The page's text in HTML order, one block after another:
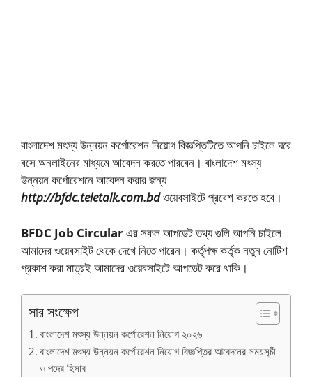
বাংলাদেশ মৎস্য উন্নয়ন কর্পোরেশন নিয়োগ বিজ্ঞপ্তিটিতে আপনি চাইলে ঘরে
বসে অনলাইনের মাধ্যমে আবেদন করতে পারবেন। বাংলাদেশ মৎস্য
উন্নয়ন কর্পোরেশনে আবেদন করার জন্য
http://bfdc.teletalk.com.bdওয়েবসাইটে প্রবেশ করতে হবে।
BFDC Job Circularএর সকল আপডেট তথ্য গুলি আপনি চাইলে
আমাদের ওয়েবসাইট থেকে দেখে নিতে পারেন। কর্তৃপক্ষ কর্তৃক নতুন নোটিশ
প্রকাশ করা মাত্রই আমাদের ওয়েবসাইটে আপডেট করে থাকি।
সার সংক্ষেপ
বাংলাদেশ মৎস্য উন্নয়ন কর্পোরেশন নিয়োগ ২০২৬
বাংলাদেশ মৎস্য উন্নয়ন কর্পোরেশন নিয়োগ বিজ্ঞপ্তির আবেদনের সময়সূচী
ও পদের হিসাব